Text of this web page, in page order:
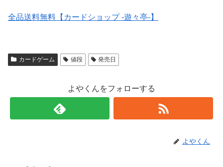
全品送料無料【カードショップ -遊々亭-】
カードゲーム 値段 発売日
よやくんをフォローする
よやくん